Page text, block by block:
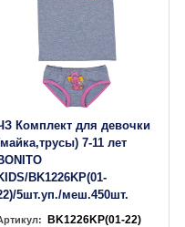
Комплект для девочки
7-11 лет
BK1226KP(01-
5шт.уп./меш.450шт.
BK1226KP(01-22)